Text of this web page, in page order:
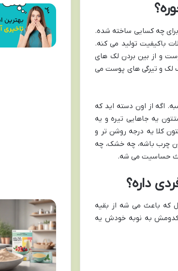
برای چه کسایی ساخته شده.
باکیفیت تولید می کنه.
و از بین بردن لک های
لک و تیرگی های پوست می
اگه از اون دسته اید که
یه جاهایی تیره و یه
کلا یه درجه روشن تر و
چرب باشه، چه خشک، چه
حساسیت می شه.
داره؟
که باعث می شه از بقیه
کدومش به نوبه خودش یه